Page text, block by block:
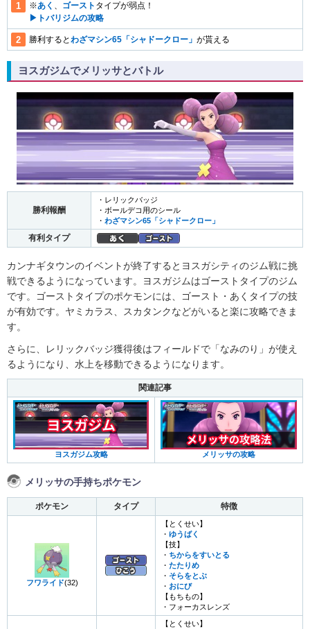
※あく 、 ゴースト タイプが弱点！
▶︎トバリジムの攻略
勝利するとわざマシン65「シャドークロー」 が貰える
ヨスガジムでメリッサとバトル
勝利報酬
・レリックバッジ
・ボールデコ用のシール
・ わざマシン65「シャドークロー」
有利タイプ
カンナギタウンのイベントが終了するとヨスガシティのジム戦に挑
戦できるようになっています。ヨスガジムはゴーストタイプのジム
です。ゴーストタイプのポケモンには、ゴースト・あくタイプの技
が有効です。ヤミカラス、スカタンクなどがいると楽に攻略できま
す。
さらに、レリックバッジ獲得後はフィールドで「なみのり」が使え
るようになり、水上を移動できるようになります。
関連記事
ヨスガジム攻略 メリッサの攻略
メリッサの手持ちポケモン
ポケモン タイプ 特徴
フワライド(32)
【とくせい】
・ ゆうばく
【技】
・ ちからをすいとる
・ たたりめ
・ そらをとぶ
・ おにび
【もちもの】
・フォーカスレンズ
【とくせい】